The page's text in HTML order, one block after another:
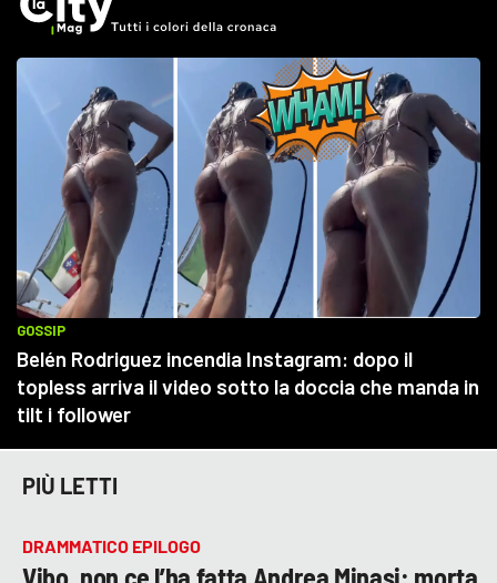
PIÙ LETTI
DRAMMATICO EPILOGO
Vibo, non ce l’ha fatta Andrea Minasi: morta